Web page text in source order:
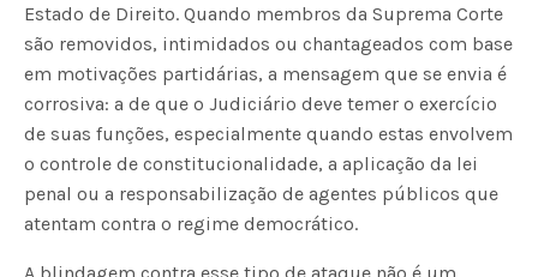
Estado de Direito. Quando membros da Suprema Corte
são removidos, intimidados ou chantageados com base
em motivações partidárias, a mensagem que se envia é
corrosiva: a de que o Judiciário deve temer o exercício
de suas funções, especialmente quando estas envolvem
o controle de constitucionalidade, a aplicação da lei
penal ou a responsabilização de agentes públicos que
atentam contra o regime democrático.